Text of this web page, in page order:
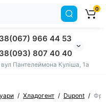
966 44 53
807 40 40
вул Пантелеймона Куліша, 1а
0
Хладогент Dupont